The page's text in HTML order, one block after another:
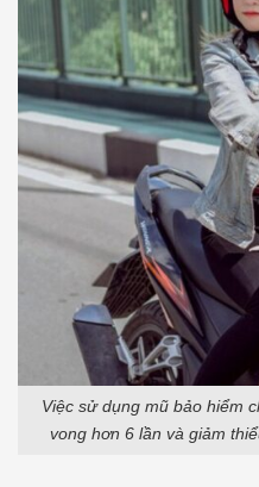
Việc sử dụng mũ bảo hiểm
vong hơn 6 lần và giảm